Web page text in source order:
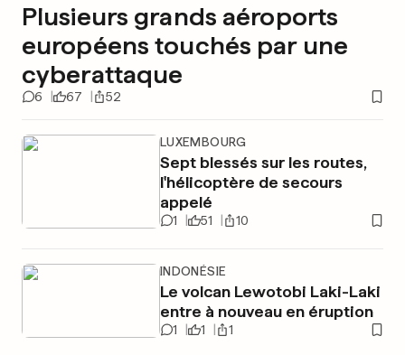
Plusieurs grands aéroports
européens touchés par une
cyberattaque
6 67 52
LUXEMBOURG
Sept blessés sur les routes,
l'hélicoptère de secours
appelé
1 51 10
INDONÉSIE
Le volcan Lewotobi Laki-Laki
entre à nouveau en éruption
1 1 1